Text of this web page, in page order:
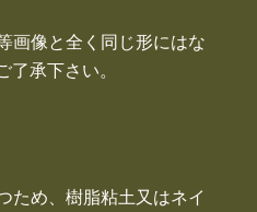
画像と全く同じ形にはな
了承下さい。
ため、樹脂粘土又はネイ